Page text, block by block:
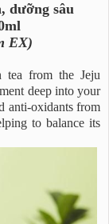
dưỡng sâu
EX)
tea from the Jeju
deep into your
anti-oxidants from
to balance its